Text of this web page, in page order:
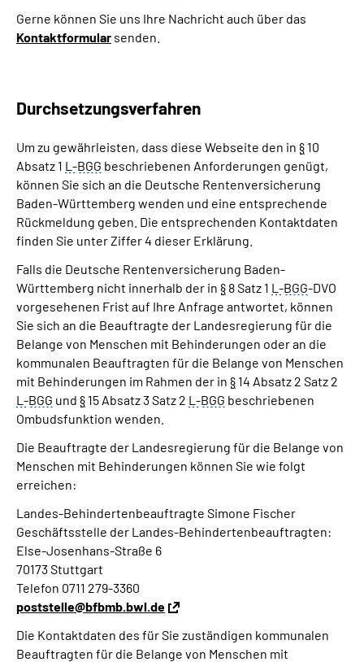
Gerne können Sie uns Ihre Nachricht auch über das
Kontaktformular senden.
Durchsetzungsverfahren
Um zu gewährleisten, dass diese Webseite den in § 10
Absatz 1 L-BGG beschriebenen Anforderungen genügt,
können Sie sich an die Deutsche Rentenversicherung
Baden-Württemberg wenden und eine entsprechende
Rückmeldung geben. Die entsprechenden Kontaktdaten
finden Sie unter Ziffer 4 dieser Erklärung.
Falls die Deutsche Rentenversicherung Baden-
Württemberg nicht innerhalb der in § 8 Satz 1 L-BGG-DVO
vorgesehenen Frist auf Ihre Anfrage antwortet, können
Sie sich an die Beauftragte der Landesregierung für die
Belange von Menschen mit Behinderungen oder an die
kommunalen Beauftragten für die Belange von Menschen
mit Behinderungen im Rahmen der in § 14 Absatz 2 Satz 2
L-BGG und § 15 Absatz 3 Satz 2 L-BGG beschriebenen
Ombudsfunktion wenden.
Die Beauftragte der Landesregierung für die Belange von
Menschen mit Behinderungen können Sie wie folgt
erreichen:
Landes-Behindertenbeauftragte Simone Fischer
Geschäftsstelle der Landes-Behindertenbeauftragten:
Else-Josenhans-Straße 6
70173 Stuttgart
Telefon 0711 279-3360
poststelle@bfbmb.bwl.de
Die Kontaktdaten des für Sie zuständigen kommunalen
Beauftragten für die Belange von Menschen mit